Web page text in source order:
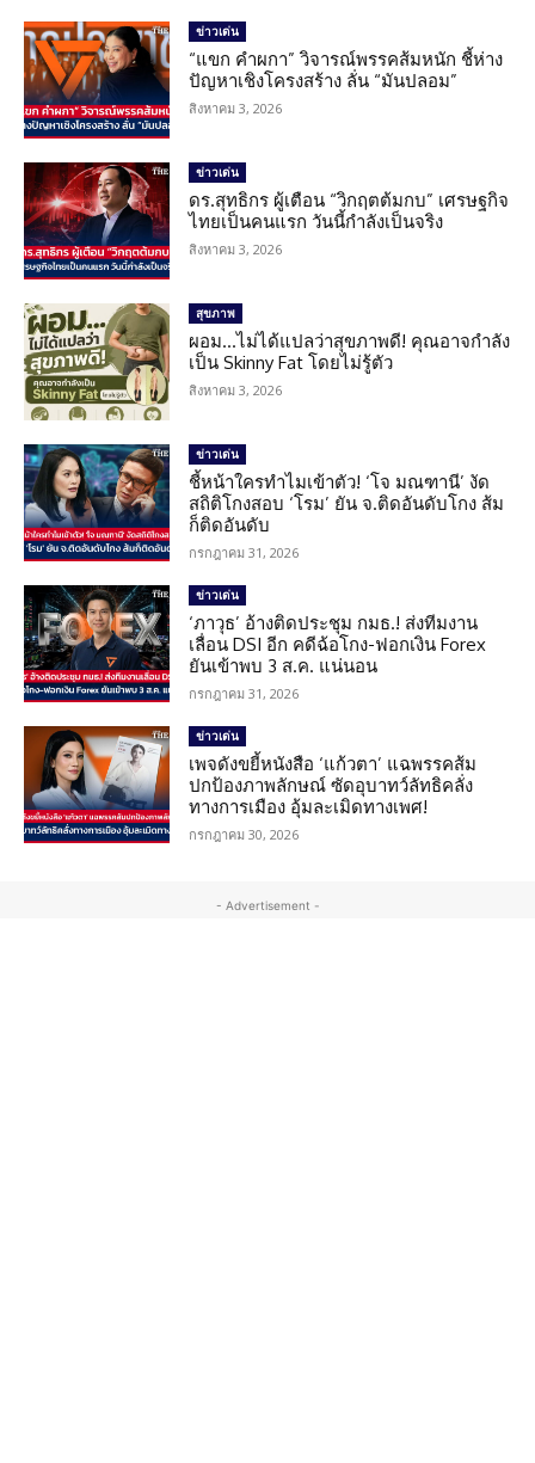
ข่าวเด่น
“แขก คำผกา” วิจารณ์พรรคส้มหนัก ชี้ห่าง
ปัญหาเชิงโครงสร้าง ลั่น “มันปลอม”
สิงหาคม 3, 2026
ข่าวเด่น
ดร.สุทธิกร ผู้เตือน “วิกฤตต้มกบ” เศรษฐกิจ
ไทยเป็นคนแรก วันนี้กำลังเป็นจริง
สิงหาคม 3, 2026
สุขภาพ
ผอม…ไม่ได้แปลว่าสุขภาพดี! คุณอาจกำลัง
เป็น Skinny Fat โดยไม่รู้ตัว
สิงหาคม 3, 2026
ข่าวเด่น
ชี้หน้าใครทำไมเข้าตัว! ‘โจ มณฑานี’ งัด
สถิติโกงสอบ ‘โรม’ ยัน จ.ติดอันดับโกง ส้ม
ก็ติดอันดับ
กรกฎาคม 31, 2026
ข่าวเด่น
‘ภาวุธ’ อ้างติดประชุม กมธ.! ส่งทีมงาน
เลื่อน DSI อีก คดีฉ้อโกง-ฟอกเงิน Forex
ยันเข้าพบ 3 ส.ค. แน่นอน
กรกฎาคม 31, 2026
ข่าวเด่น
เพจดังขยี้หนังสือ ‘แก้วตา’ แฉพรรคส้ม
ปกป้องภาพลักษณ์ ซัดอุบาทว์ลัทธิคลั่ง
ทางการเมือง อุ้มละเมิดทางเพศ!
กรกฎาคม 30, 2026
- Advertisement -